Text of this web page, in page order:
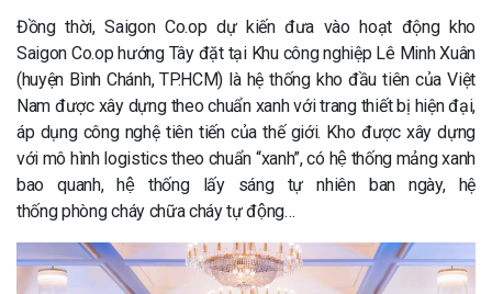
Đồng thời, Saigon Co.op dự kiến đưa vào hoạt động kho
Saigon Co.op hướng Tây đặt tại Khu công nghiệp Lê Minh Xuân
(huyện Bình Chánh, TP.HCM) là hệ thống kho đầu tiên của Việt
Nam được xây dựng theo chuẩn xanh với trang thiết bị hiện đại,
áp dụng công nghệ tiên tiến của thế giới. Kho được xây dựng
với mô hình logistics theo chuẩn “xanh”, có hệ thống mảng xanh
bao quanh, hệ thống lấy sáng tự nhiên ban ngày, hệ
thống phòng cháy chữa cháy tự động…